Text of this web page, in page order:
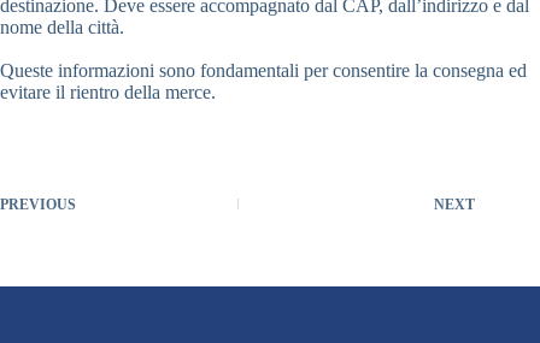
destinazione. Deve essere accompagnato dal CAP, dall’indirizzo e dal
nome della città.
Queste informazioni sono fondamentali per consentire la consegna ed
evitare il rientro della merce.
PREVIOUS NEXT